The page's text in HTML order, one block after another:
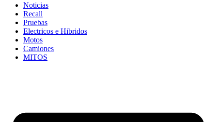
Noticias
Recall
Pruebas
Electricos e Hibridos
Motos
Camiones
MITOS